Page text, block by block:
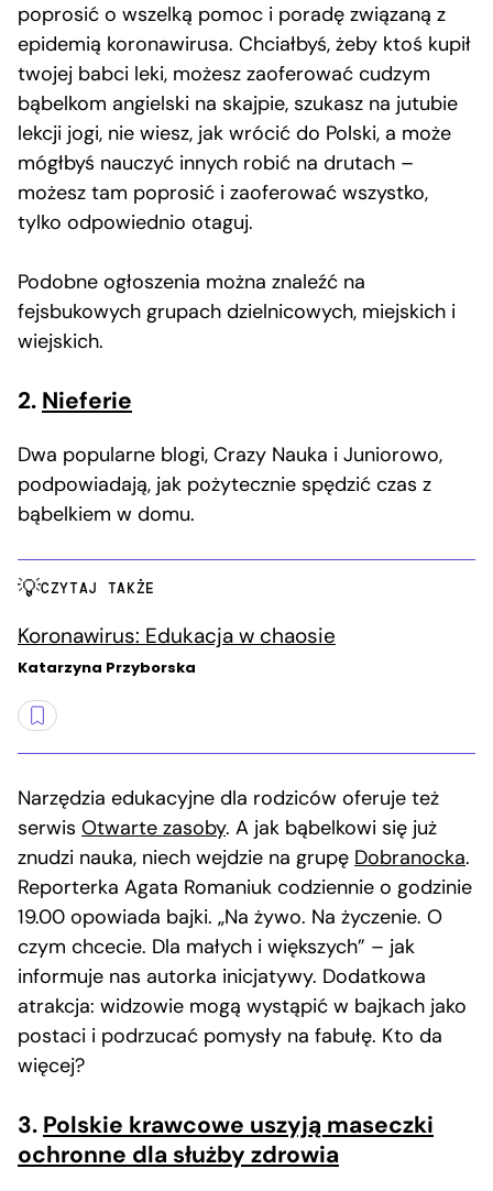
poprosić o wszelką pomoc i poradę związaną z
epidemią koronawirusa. Chciałbyś, żeby ktoś kupił
twojej babci leki, możesz zaoferować cudzym
bąbelkom angielski na skajpie, szukasz na jutubie
lekcji jogi, nie wiesz, jak wrócić do Polski, a może
mógłbyś nauczyć innych robić na drutach –
możesz tam poprosić i zaoferować wszystko,
tylko odpowiednio otaguj.
Podobne ogłoszenia można znaleźć na
fejsbukowych grupach dzielnicowych, miejskich i
wiejskich.
2. Nieferie
Dwa popularne blogi, Crazy Nauka i Juniorowo,
podpowiadają, jak pożytecznie spędzić czas z
bąbelkiem w domu.
CZYTAJ TAKŻE
Koronawirus: Edukacja w chaosie
Katarzyna Przyborska
Narzędzia edukacyjne dla rodziców oferuje też
serwis Otwarte zasoby. A jak bąbelkowi się już
znudzi nauka, niech wejdzie na grupę Dobranocka.
Reporterka Agata Romaniuk codziennie o godzinie
19.00 opowiada bajki. „Na żywo. Na życzenie. O
czym chcecie. Dla małych i większych” – jak
informuje nas autorka inicjatywy. Dodatkowa
atrakcja: widzowie mogą wystąpić w bajkach jako
postaci i podrzucać pomysły na fabułę. Kto da
więcej?
3. Polskie krawcowe uszyją maseczki
ochronne dla służby zdrowia